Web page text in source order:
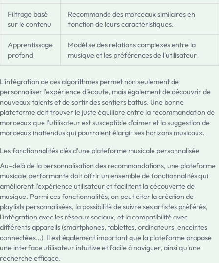
Filtrage basé
sur le contenu
Recommande des morceaux similaires en
fonction de leurs caractéristiques.
Apprentissage
profond
Modélise des relations complexes entre la
musique et les préférences de l'utilisateur.
L'intégration de ces algorithmes permet non seulement de
personnaliser l'expérience d'écoute, mais également de découvrir de
nouveaux talents et de sortir des sentiers battus. Une bonne
plateforme doit trouver le juste équilibre entre la recommandation de
morceaux que l'utilisateur est susceptible d'aimer et la suggestion de
morceaux inattendus qui pourraient élargir ses horizons musicaux.
Les fonctionnalités clés d'une plateforme musicale personnalisée
Au-delà de la personnalisation des recommandations, une plateforme
musicale performante doit offrir un ensemble de fonctionnalités qui
améliorent l'expérience utilisateur et facilitent la découverte de
musique. Parmi ces fonctionnalités, on peut citer la création de
playlists personnalisées, la possibilité de suivre ses artistes préférés,
l'intégration avec les réseaux sociaux, et la compatibilité avec
différents appareils (smartphones, tablettes, ordinateurs, enceintes
connectées…). Il est également important que la plateforme propose
une interface utilisateur intuitive et facile à naviguer, ainsi qu'une
recherche efficace.